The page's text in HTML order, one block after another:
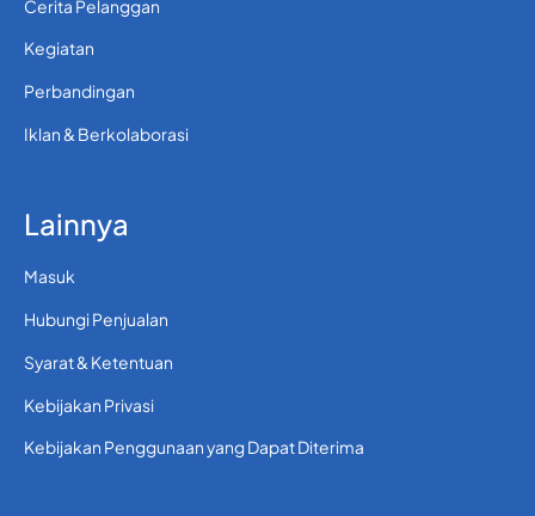
Cerita Pelanggan
Kegiatan
Perbandingan
Iklan & Berkolaborasi
Lainnya
Masuk
Hubungi Penjualan
Syarat & Ketentuan
Kebijakan Privasi
Kebijakan Penggunaan yang Dapat Diterima